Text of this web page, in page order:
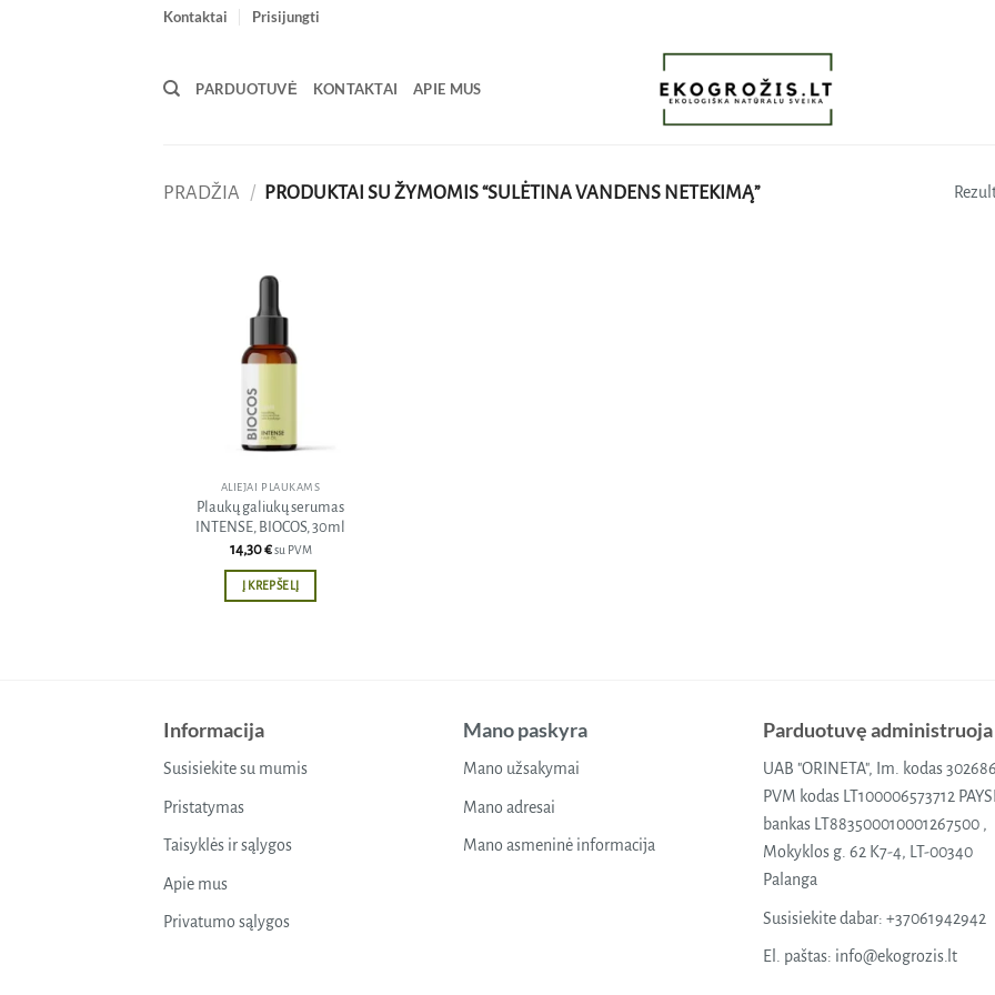
Kontaktai Prisijungti
PARDUOTUVĖ KONTAKTAI APIE MUS
PRADŽIA / PRODUKTAI SU ŽYMOMIS “SULĖTINA VANDENS NETEKIMĄ”
ALIEJAI PLAUKAMS
Plaukų galiukų serumas
INTENSE, BIOCOS, 30ml
14,30€ su PVM
Į KREPŠELĮ
Informacija
Susisiekite su mumis
Pristatymas
Taisyklės ir sąlygos
Apie mus
Privatumo sąlygos
Mano paskyra
Mano užsakymai
Mano adresai
Mano asmeninė informacija
Parduotuvę administruoja
UAB "ORINETA", Im. kodas
PVM kodas LT100006573712
bankas LT883500010001267500 ,
Mokyklos g. 62 K7-4, LT-00340
Palanga
Susisiekite dabar: +37061942942
El. paštas: info@ekogrozis.lt